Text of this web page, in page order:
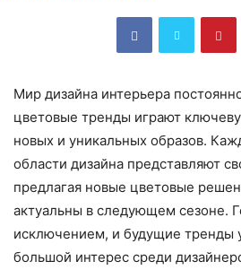
Мир дизайна интерьера
цветовые тренды играют
новых и уникальных образов.
области дизайна представляют
предлагая новые цветовые
актуальны в следующем сезоне.
исключением, и будущие тренды
большой интерес среди